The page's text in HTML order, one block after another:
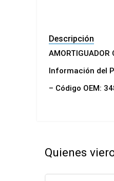
Descripción
AMORTIGUADOR
Información del
– Código OEM:
Quienes